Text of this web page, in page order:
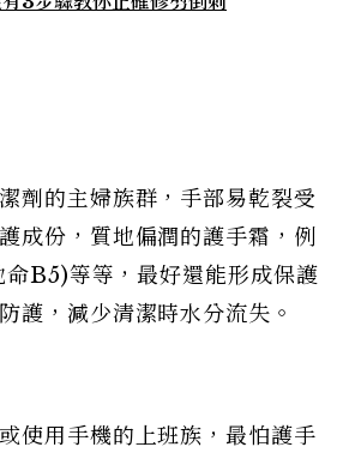
劑的主婦族群，手部易乾裂受
成份，質地偏潤的護手霜，例
命B5)等等，最好還能形成保護
護，減少清潔時水分流失。
使用手機的上班族，最怕護手